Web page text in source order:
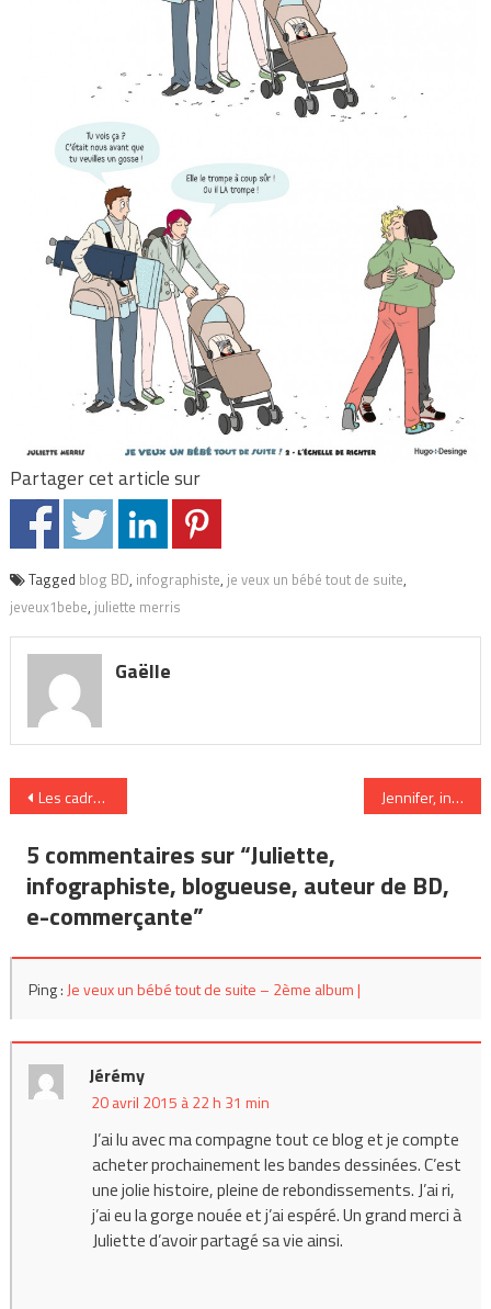
Partager cet article sur
Tagged blog BD, infographiste, je veux un bébé tout de suite,
jeveux1bebe, juliette merris
Gaëlle
Navigation
de
l’article
Les cadres ont le blues Jennifer,
5 commentaires sur “Juliette,
infographiste, blogueuse, auteur de BD,
e-commerçante”
Ping : Je veux un bébé tout de suite – 2ème album |
Jérémy
20 avril 2015 à 22 h 31 min
J’ai lu avec ma compagne tout ce blog et je compte
acheter prochainement les bandes dessinées. C’est
une jolie histoire, pleine de rebondissements. J’ai ri,
j’ai eu la gorge nouée et j’ai espéré. Un grand merci à
Juliette d’avoir partagé sa vie ainsi.